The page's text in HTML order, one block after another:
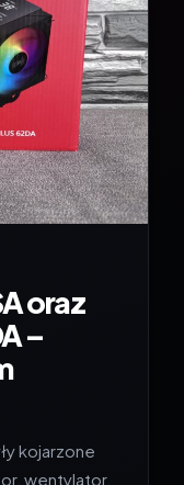
oraz
–
kojarzone
wentylator,